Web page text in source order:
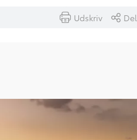
Udskriv Del